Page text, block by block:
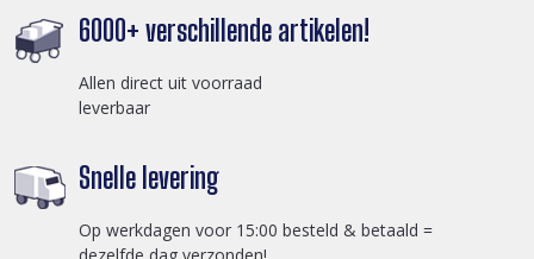
6000+ verschillende artikelen!
Allen direct uit voorraad
leverbaar
Snelle levering
Op werkdagen voor 15:00 besteld & betaald =